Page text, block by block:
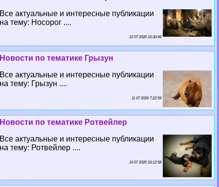
Все актуальные и интересные публикации
на тему: Носорог ....
12 07 2026 10:30:44
Новости по тематике Грызун
Все актуальные и интересные публикации
на тему: Грызун ....
11 07 2026 7:22:59
Новости по тематике Ротвейлер
Все актуальные и интересные публикации
на тему: Ротвейлер ....
10 07 2026 16:12:58